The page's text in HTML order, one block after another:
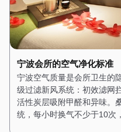
宁波会所的空气净化标准
宁波空气质量是会所卫生的
级过滤新风系统：初效滤网
活性炭层吸附甲醛和异味。
统，每小时换气不少于10次